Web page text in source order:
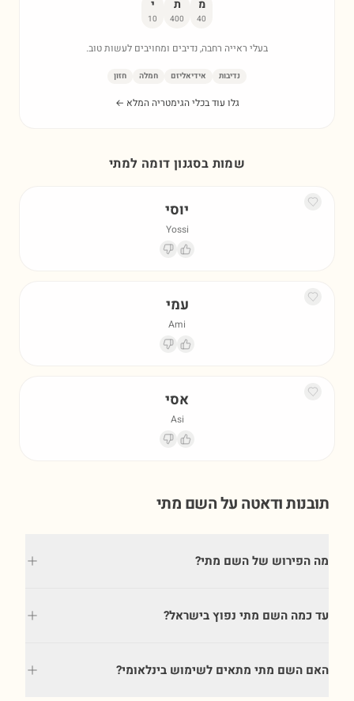
מ
40
ת
400
י
10
בעלי ראייה רחבה, נדיבים ומחויבים לעשות טוב.
נדיבות אידיאליזם חמלה חזון
גלו עוד בכלי הגימטריה המלא ←
שמות בסגנון דומה למתי
יוסי
Yossi
עמי
Ami
אסי
Asi
תובנות ודאטה על השם מתי
מה הפירוש של השם מתי?
עד כמה השם מתי נפוץ בישראל?
האם השם מתי מתאים לשימוש בינלאומי?